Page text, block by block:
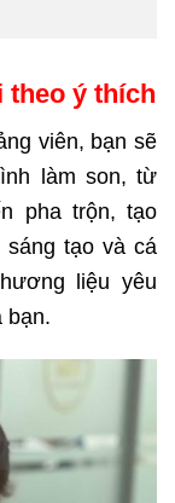
theo ý thích
viên, bạn sẽ
làm son, từ
pha trộn, tạo
sáng tạo và cá
liệu yêu
bạn.